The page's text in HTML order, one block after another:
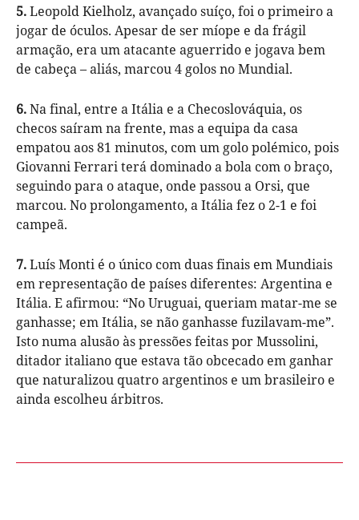
5.Leopold Kielholz, avançado suíço, foi o primeiro a
jogar de óculos. Apesar de ser míope e da frágil
armação, era um atacante aguerrido e jogava bem
de cabeça – aliás, marcou 4 golos no Mundial.
6.Na final, entre a Itália e a Checoslováquia, os
checos saíram na frente, mas a equipa da casa
empatou aos 81 minutos, com um golo polémico, pois
Giovanni Ferrari terá dominado a bola com o braço,
seguindo para o ataque, onde passou a Orsi, que
marcou. No prolongamento, a Itália fez o 2-1 e foi
campeã.
7.Luís Monti é o único com duas finais em Mundiais
em representação de países diferentes: Argentina e
Itália. E afirmou: “No Uruguai, queriam matar-me se
ganhasse; em Itália, se não ganhasse fuzilavam-me”.
Isto numa alusão às pressões feitas por Mussolini,
ditador italiano que estava tão obcecado em ganhar
que naturalizou quatro argentinos e um brasileiro e
ainda escolheu árbitros.